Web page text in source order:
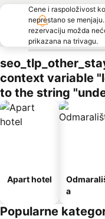
Cene i raspoloživost
neprestano se
rezervaciju možda
prikazana na trivagu.
context variable
to the string
Apart hotel
a
Popularne